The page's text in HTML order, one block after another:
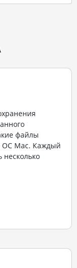
файлы
ОС Mac. Каждый